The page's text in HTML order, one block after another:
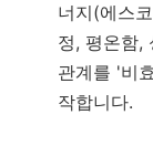
너지(에스
정, 평온함,
관계를 '비
작합니다.